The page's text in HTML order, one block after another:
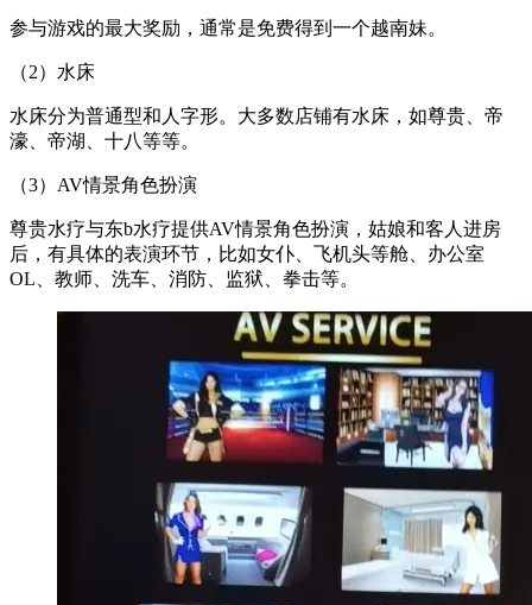
参与游戏的最大奖励，通常是免费得到一个越南妹。
（2）水床
水床分为普通型和人字形。大多数店铺有水床，如尊贵、帝
濠、帝湖、十八等等。
（3）AV情景角色扮演
尊贵水疗与东b水疗提供AV情景角色扮演，姑娘和客人进房
后，有具体的表演环节，比如女仆、飞机头等舱、办公室
OL、教师、洗车、消防、监狱、拳击等。